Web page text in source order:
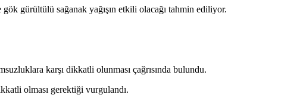
gürültülü sağanak yağışın etkili olacağı tahmin ediliyor.
karşı dikkatli olunması çağrısında bulundu.
olması gerektiği vurgulandı.